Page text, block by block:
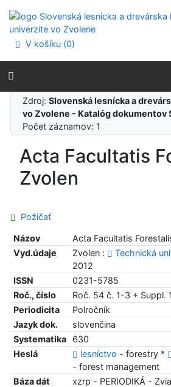
Prejsť na menu
Prehlásenie o webovej prístupnosti
V košíku (0)
Zdroj:Slovenská lesnícka a
vo Zvolene - Katalóg dokumentov
Počet záznamov: 1
Acta Facultatis
Zvolen
Požičať
Názov
Acta Facultatis
Vyd.údaje
Zvolen : Technická
2012
ISSN
0231-5785
Roč., číslo
Roč. 54 č. 1-3 + Suppl.
Periodicita
Polročník
Jazyk dok.
slovenčina
Systematika
630
Heslá
lesníctvo - forestry *
- forest management
Báza dát
xzrp - PERIODIKÁ -